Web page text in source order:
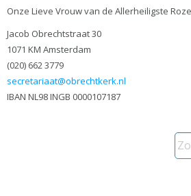
Onze Lieve Vrouw van de Allerheiligste
Jacob Obrechtstraat 30
1071 KM Amsterdam
(020) 662 3779
secretariaat@obrechtkerk.nl
IBAN NL98 INGB 0000107187
naar: